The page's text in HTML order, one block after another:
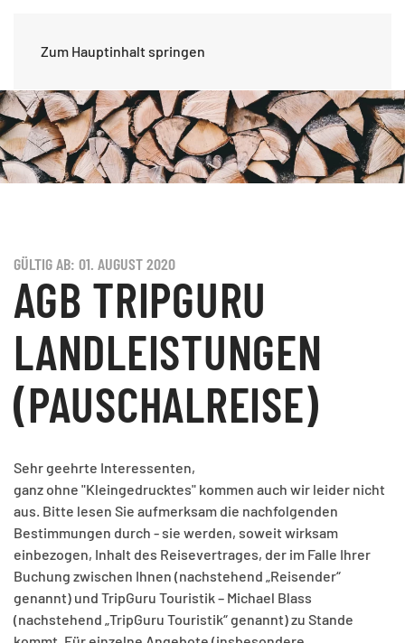
Zum Hauptinhalt springen
GÜLTIG AB: 01. AUGUST 2020
AGB TRIPGURU
LANDLEISTUNGEN
(PAUSCHALREISE)
Sehr geehrte Interessenten,
ganz ohne "Kleingedrucktes" kommen auch wir leider nicht
aus. Bitte lesen Sie aufmerksam die nachfolgenden
Bestimmungen durch - sie werden, soweit wirksam
einbezogen, Inhalt des Reisevertrages, der im Falle Ihrer
Buchung zwischen Ihnen (nachstehend „Reisender“
genannt) und TripGuru Touristik – Michael Blass
(nachstehend „TripGuru Touristik“ genannt) zu Stande